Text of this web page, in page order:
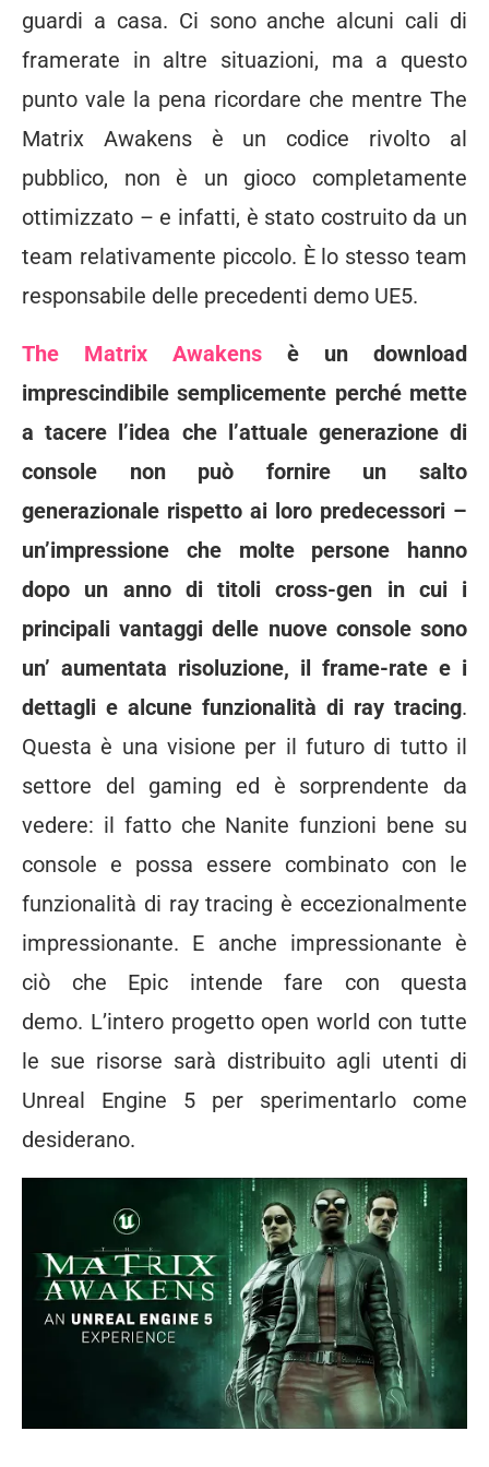
guardi a casa. Ci sono anche alcuni cali di
framerate in altre situazioni, ma a questo
punto vale la pena ricordare che mentre The
Matrix Awakens è un codice rivolto al
pubblico, non è un gioco completamente
ottimizzato – e infatti, è stato costruito da un
team relativamente piccolo. È lo stesso team
responsabile delle precedenti demo UE5.
The Matrix Awakens è un download
imprescindibile semplicemente perché mette
a tacere l’idea che l’attuale generazione di
console non può fornire un salto
generazionale rispetto ai loro predecessori –
un’impressione che molte persone hanno
dopo un anno di titoli cross-gen in cui i
principali vantaggi delle nuove console sono
un’ aumentata risoluzione, il frame-rate e i
dettagli e alcune funzionalità di ray tracing.
Questa è una visione per il futuro di tutto il
settore del gaming ed è sorprendente da
vedere: il fatto che Nanite funzioni bene su
console e possa essere combinato con le
funzionalità di ray tracing è eccezionalmente
impressionante. E anche impressionante è
ciò che Epic intende fare con questa
demo. L’intero progetto open world con tutte
le sue risorse sarà distribuito agli utenti di
Unreal Engine 5 per sperimentarlo come
desiderano.